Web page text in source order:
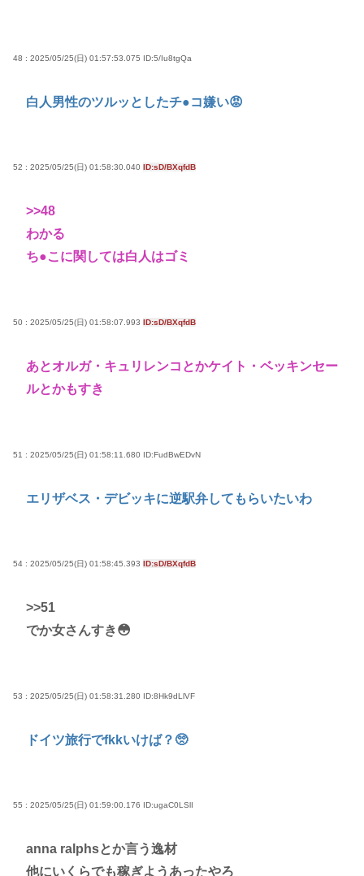
48 : 2025/05/25(日) 01:57:53.075 ID:5/Iu8tgQa
白人男性のツルッとしたチ●コ嫌い😡
52 : 2025/05/25(日) 01:58:30.040 ID:sD/BXqfdB
>>48
わかる
ち●こに関しては白人はゴミ
50 : 2025/05/25(日) 01:58:07.993 ID:sD/BXqfdB
あとオルガ・キュリレンコとかケイト・ベッキンセー
ルとかもすき
51 : 2025/05/25(日) 01:58:11.680 ID:FudBwEDvN
エリザベス・デビッキに逆駅弁してもらいたいわ
54 : 2025/05/25(日) 01:58:45.393 ID:sD/BXqfdB
>>51
でか女さんすき😳
53 : 2025/05/25(日) 01:58:31.280 ID:8Hk9dLlVF
ドイツ旅行でfkkいけば？🥺
55 : 2025/05/25(日) 01:59:00.176 ID:ugaC0LSlI
anna ralphsとか言う逸材
他にいくらでも稼ぎようあったやろ